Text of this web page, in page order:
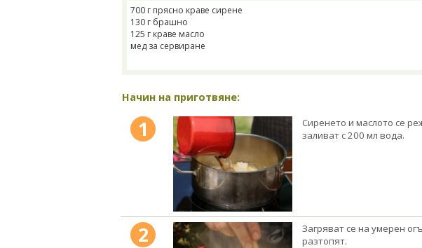
700 г прясно краве сирене
130 г брашно
125 г краве масло
мед за сервиране
Начин на приготвяне:
1
Сиренето и маслото се
заливат с 200 мл вода.
2
Загряват се на умерен
разтопят.